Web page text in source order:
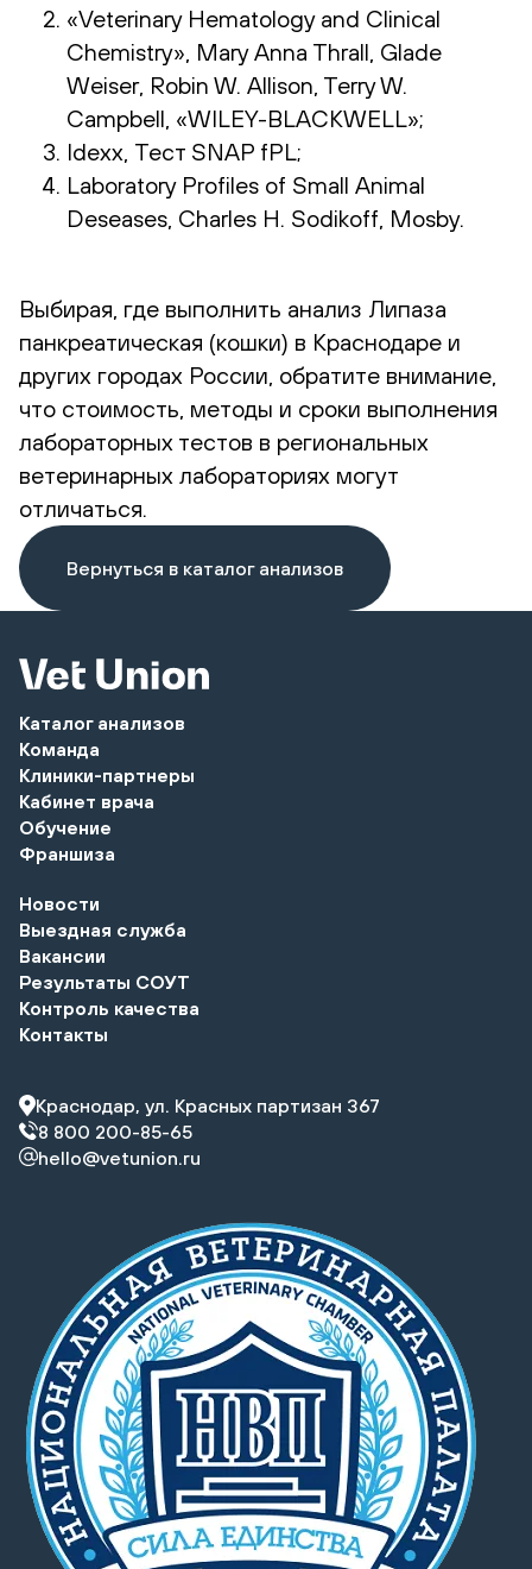
«Veterinary Hematology and Clinical
Chemistry», Mary Anna Thrall, Glade
Weiser, Robin W. Allison, Terry W.
Campbell, «WILEY-BLACKWELL»;
Idexx, Тест SNAP fPL;
Laboratory Profiles of Small Animal
Deseases, Charles H. Sodikoff, Mosby.
Выбирая, где выполнить анализ Липаза
панкреатическая (кошки) в Краснодаре и
других городах России, обратите внимание,
что стоимость, методы и сроки выполнения
лабораторных тестов в региональных
ветеринарных лабораториях могут
отличаться.
Вернуться в каталог анализов
Каталог анализов
Команда
Клиники-партнеры
Кабинет врача
Обучение
Франшиза
Новости
Выездная служба
Вакансии
Результаты СОУТ
Контроль качества
Контакты
Краснодар, ул. Красных партизан 367
8 800 200-85-65
hello@vetunion.ru